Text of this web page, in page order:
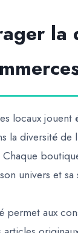
la
locaux jouent
la diversité de
univers et
permet aux